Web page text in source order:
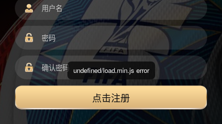
点击注册
undefined/load.min.js error